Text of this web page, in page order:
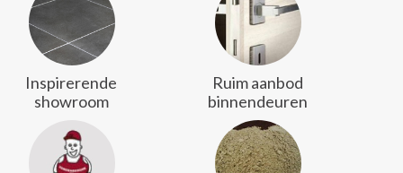
Inspirerende
showroom
Ruim aanbod
binnendeuren